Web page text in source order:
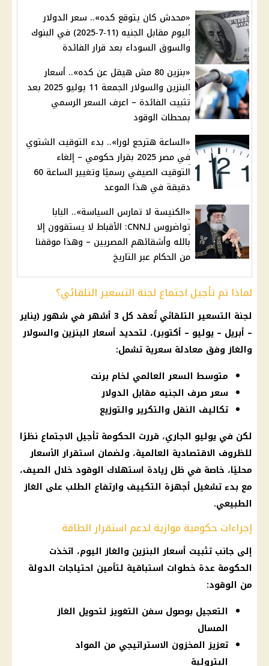
«محدش كان يتوقع كده».. سعر الدولار
اليوم مقابل الجنيه (11‑7‑2025) في البنوك
والسوق السوداء بعد قرار الفائدة
«بنزين 80 مش هيقل عن كده».. أسعار
البنزين والسولار الجمعة 11 يوليو 2025 بعد
تثبيت الفائدة – اعرف السعر الرسمي
بمحطات الوقود
«الساعة هترجع لورا».. بدء التوقيت الشتوي
في مصر 2025 بقرار حكومي – إلغاء
التوقيت الصيفي رسميًا وتغيير الساعة 60
دقيقة في هذا الموعد
«الكنيسة لا تمارس السياسة».. البابا
تواضروس لـCNN: الأقباط لا يستقوون إلا
بالله وأشقائهم المصريين – وهذا موقفنا
من الحكام عبر التاريخ
لماذا تم تأجيل اجتماع لجنة التسعير التلقائي؟
لجنة التسعير التلقائي
تُعقد كل 3 أشهر في شهور (يناير
– أبريل – يوليو – أكتوبر)، لتحديد أسعار البنزين والسولار
والغاز وفق معادلة سعرية تشمل:
متوسط السعر العالمي لخام برنت
سعر صرف الجنيه مقابل الدولار
تكاليف النقل والتكرير والتوزيع
لكن في يوليو الجاري، قررت الحكومة تأجيل الاجتماع نظرًا
للظروف الاقتصادية العالمية، ولضمان استقرارالأسعار
محليًا، خاصة في ظل زيادة استهلاك الوقود خلال الصيف،
مع بدء تشغيل أجهزة التكييف وارتفاع الطلب على الغاز
الطبيعي.
إجراءات حكومية موازية لدعم استقرار الطاقة
إلى جانب تثبيت أسعار البنزين والغاز اليوم، اتخذت
الحكومة عدة خطوات استباقية لتأمين احتياجات الدولة
من الوقود:
التعجيل بوصول سفن التغويز لتحويل الغاز
المسال
تعزيز المخزون الاستراتيجي من المواد
البترولية